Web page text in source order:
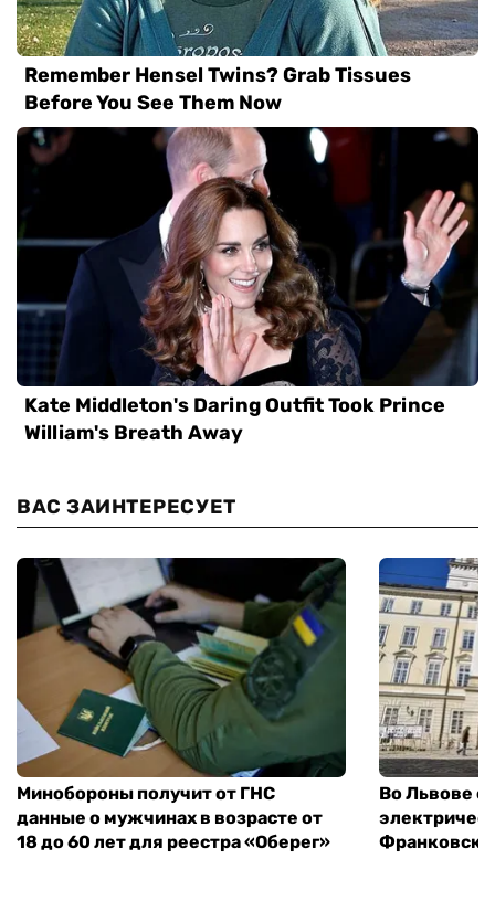
ВАС ЗАИНТЕРЕСУЕТ
Минобороны получит от ГНС
данные о мужчинах в возрасте от
18 до 60 лет для реестра «Оберег»
Во Львове